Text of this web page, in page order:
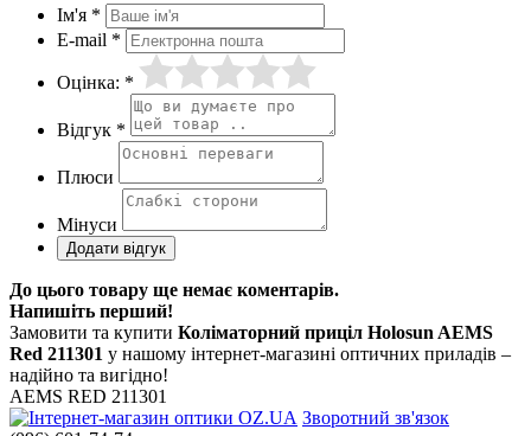
Ім'я *
E-mail *
Оцінка: *
Відгук *
Плюси
Мінуси
До цього товару ще немає коментарів.
Напишіть перший!
Замовити та купити Коліматорний приціл Holosun AEMS
Red 211301 у нашому інтернет-магазині оптичних приладів –
надійно та вигідно!
AEMS RED 211301
Зворотний зв'язок